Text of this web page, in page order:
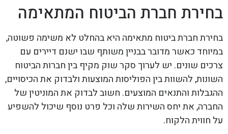
בחירת חברת הביטוח המתאימה
בחירת חברת ביטוח מתאימה היא בהחלט לא משימה פשוטה,
במיוחד כאשר מדובר בבניין משותף שבו ישנם דיירים עם
צרכים שונים. יש לערוך סקר שוק מקיף בין חברות הביטוח
השונות, להשוות בין הפוליסות המוצעות ולבדוק את הכיסויים,
ההגבלות והתנאים המוצעים. חשוב לבדוק את המוניטין של
החברה, את יחס השירות שלה וכל פרט נוסף שיכול להשפיע
על חווית הלקוח.